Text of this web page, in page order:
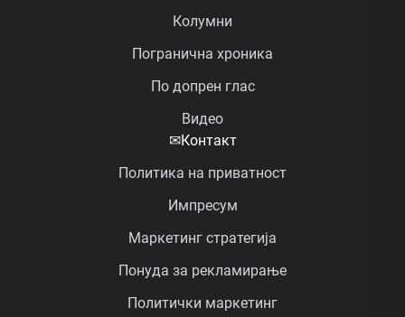
Колумни
Погранична хроника
По допрен глас
Видео
✉Контакт
Политика на приватност
Импресум
Маркетинг стратегија
Понуда за рекламирање
Политички маркетинг